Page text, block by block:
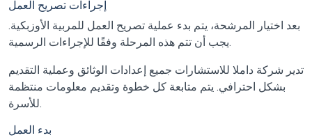
إجراءات تصريح العمل
بعد اختيار المرشحة، يتم بدء عملية تصريح العمل للمربية الأوزبكية.
يجب أن تتم هذه المرحلة وفقًا للإجراءات الرسمية.
تدير شركة داملا للاستشارات جميع إعدادات الوثائق وعملية التقديم
بشكل احترافي. يتم متابعة كل خطوة وتقديم معلومات منتظمة
للأسرة.
بدء العمل